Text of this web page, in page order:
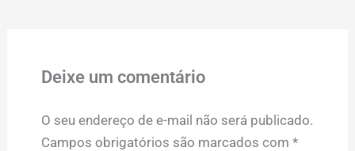
Deixe um comentário
O seu endereço de e-mail não será publicado.
Campos obrigatórios são marcados com *